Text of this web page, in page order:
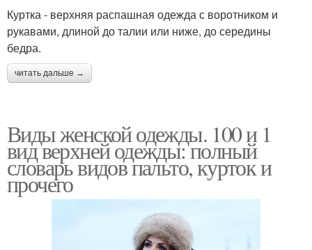
Куртка - верхняя распашная одежда с воротником и
рукавами, длиной до талии или ниже, до середины
бедра.
читать дальше →
Виды женской одежды. 100 и 1
вид верхней одежды: полный
словарь видов пальто, курток и
прочего